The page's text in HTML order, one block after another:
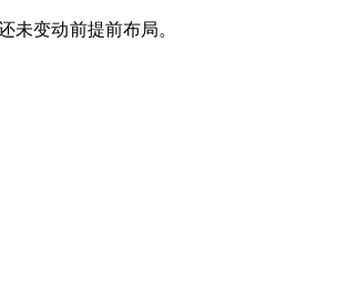
未变动前提前布局。